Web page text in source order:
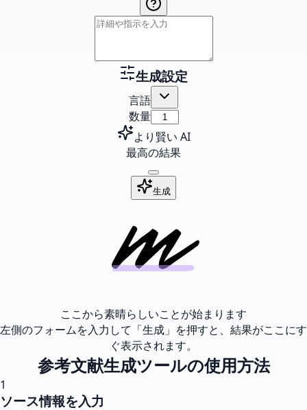
生成設定
言語
数量
より賢い AI
最高の結果
生成
ここから素晴らしいことが始まります
左側のフォームを入力して「生成」を押すと、結果がここにす
ぐ表示されます。
参考文献生成ツールの使用方法
1
ソース情報を入力